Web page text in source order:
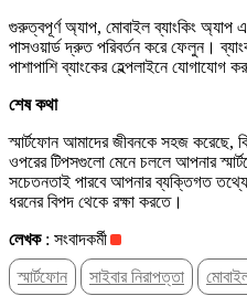
গুরুত্বপূর্ণ অ্যাপ, মোবাইল ব্যাংকিং অ্যাপ
পাসওয়ার্ড দ্রুত পরিবর্তন করে ফেলুন।
পাশাপাশি ব্যাংকের হেল্পলাইনে যোগাযোগ
শেষ কথা
স্মার্টফোন আমাদের জীবনকে সহজ করেছে,
ওপরের টিপসগুলো মেনে চললে আপনার
সচেতনতাই পারবে আপনার ব্যক্তিগত
ধরনের বিপদ থেকে রক্ষা করতে।
লেখক: সংবাদকর্মী
স্মার্টফোন
সাইবার নিরাপত্তা